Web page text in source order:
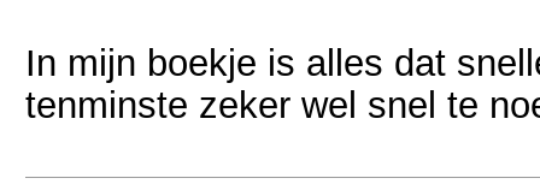
In mijn boekje is alles dat
tenminste zeker wel snel te